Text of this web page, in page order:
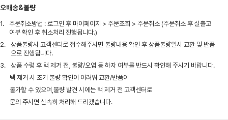
오배송&불량
1.
주문취소방법 : 로그인 후 마이페이지 > 주문조회 > 주문취소 (주문취소 후 실출고
여부 확인 후 취소처리 진행됩니다.)
2.
상품불량시 고객센터로 접수해주시면 불량내용 확인 후 상품불량일시 교환 및 반품
으로 진행됩니다.
3.
상품 수령 후 택 제거 전, 불량/오염 등 하자 여부를 반드시 확인해 주시기 바랍니다.
택 제거 시 초기 불량 확인이 어려워 교환/반품이
불가할 수 있으며,불량 발견 시에는 택 제거 전 고객센터로
문의 주시면 신속히 처리해 드리겠습니다.